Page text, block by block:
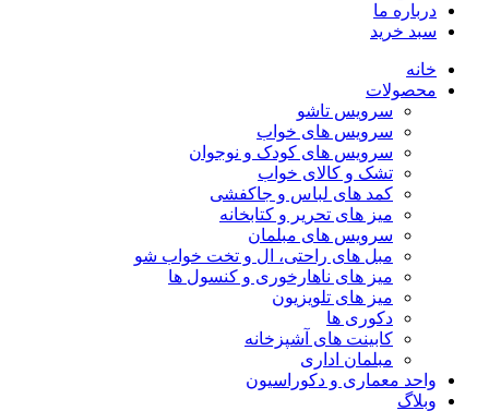
درباره ما
سبد خرید
خانه
محصولات
سرویس تاشو
سرویس های خواب
سرویس های کودک و نوجوان
تشک و کالای خواب
کمد های لباس و جاکفشی
میز های تحریر و کتابخانه
سرویس های مبلمان
مبل های راحتی، ال و تخت خواب شو
میز های ناهارخوری و کنسول ها
میز های تلویزیون
دکوری ها
کابینت های آشپزخانه
مبلمان اداری
واحد معماری و دکوراسیون
وبلاگ